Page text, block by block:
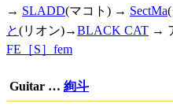
→ SLADD(マコト) → SectMa
と(リオン)→BLACK CAT →
FE［S］fem
Guitar … 絢斗